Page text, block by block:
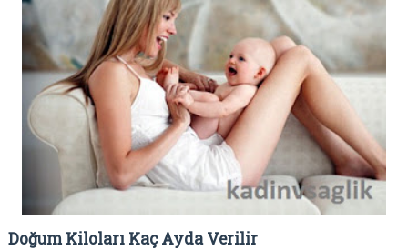
Doğum Kiloları Kaç Ayda Verilir